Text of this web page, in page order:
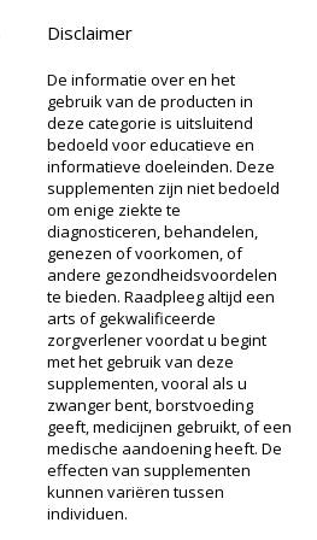
Disclaimer
De informatie over en het
gebruik van de producten in
deze categorie is uitsluitend
bedoeld voor educatieve en
informatieve doeleinden. Deze
supplementen zijn niet bedoeld
om enige ziekte te
diagnosticeren, behandelen,
genezen of voorkomen, of
andere gezondheidsvoordelen
te bieden. Raadpleeg altijd een
arts of gekwalificeerde
zorgverlener voordat u begint
met het gebruik van deze
supplementen, vooral als u
zwanger bent, borstvoeding
geeft, medicijnen gebruikt, of een
medische aandoening heeft. De
effecten van supplementen
kunnen variëren tussen
individuen.